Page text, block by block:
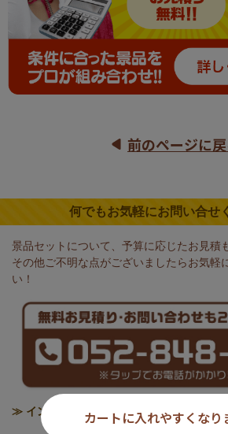
カートに入れやすくなり
前のページに
何でもお気軽にお問い合せ
景品セットについて、予算に応じたお見積
その他ご不明な点がございましたらお気軽
い！
≫ インボイス制度の対応について